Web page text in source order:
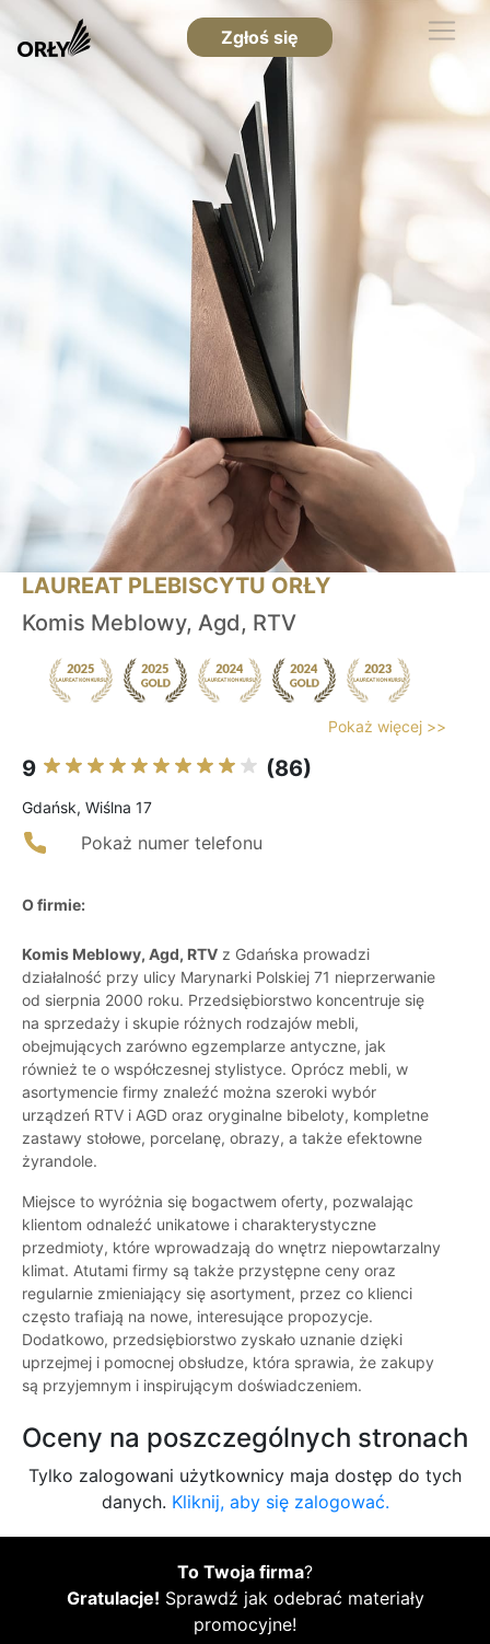
Zgłoś się
LAUREAT PLEBISCYTU ORŁY
Komis Meblowy, Agd, RTV
Pokaż więcej >>
9 (86)
Gdańsk, Wiślna 17
Pokaż numer telefonu
O firmie:
Komis Meblowy, Agd, RTV z Gdańska prowadzi
działalność przy ulicy Marynarki Polskiej 71 nieprzerwanie
od sierpnia 2000 roku. Przedsiębiorstwo koncentruje się
na sprzedaży i skupie różnych rodzajów mebli,
obejmujących zarówno egzemplarze antyczne, jak
również te o współczesnej stylistyce. Oprócz mebli, w
asortymencie firmy znaleźć można szeroki wybór
urządzeń RTV i AGD oraz oryginalne bibeloty, kompletne
zastawy stołowe, porcelanę, obrazy, a także efektowne
żyrandole.
Miejsce to wyróżnia się bogactwem oferty, pozwalając
klientom odnaleźć unikatowe i charakterystyczne
przedmioty, które wprowadzają do wnętrz niepowtarzalny
klimat. Atutami firmy są także przystępne ceny oraz
regularnie zmieniający się asortyment, przez co klienci
często trafiają na nowe, interesujące propozycje.
Dodatkowo, przedsiębiorstwo zyskało uznanie dzięki
uprzejmej i pomocnej obsłudze, która sprawia, że zakupy
są przyjemnym i inspirującym doświadczeniem.
Oceny na poszczególnych stronach
Tylko zalogowani użytkownicy maja dostęp do tych
danych. Kliknij, aby się zalogować.
To Twoja firma?
Gratulacje! Sprawdź jak odebrać materiały
promocyjne!